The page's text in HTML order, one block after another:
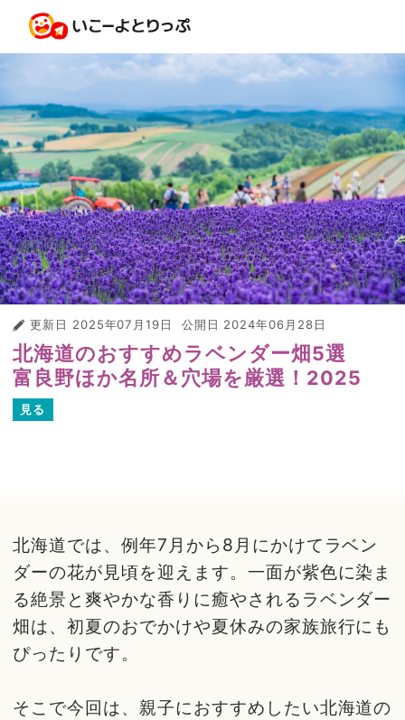
更新日 2025年07月19日 公開日 2024年06月28日
北海道のおすすめラベンダー畑5選
富良野ほか名所＆穴場を厳選！2025
見る
北海道では、例年7月から8月にかけてラベン
ダーの花が見頃を迎えます。一面が紫色に染ま
る絶景と爽やかな香りに癒やされるラベンダー
畑は、初夏のおでかけや夏休みの家族旅行にも
ぴったりです。
そこで今回は、親子におすすめしたい北海道の